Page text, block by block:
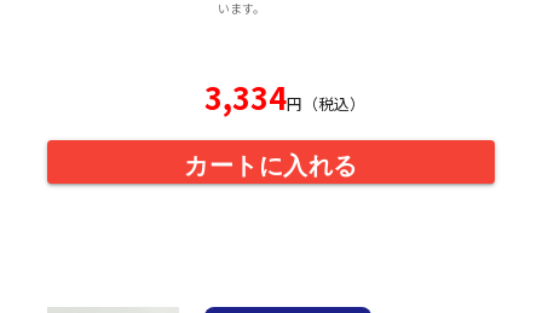
います。
3,334円（税込）
カートに入れる